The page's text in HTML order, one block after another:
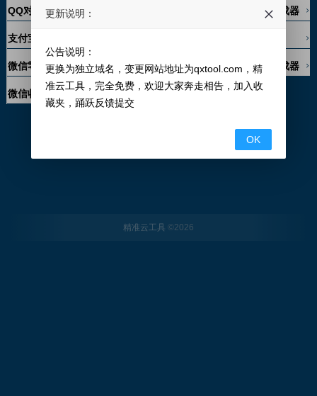
QQ对话生成器 微信转账付款生成器
支付宝余额生成器
微信零钱生成器 微信转账生成器 微信扫码付款生成器
微信收款生成器
精准云工具 ©2026
更新说明：
公告说明：
更换为独立域名，变更网站地址为qxtool.com，精
准云工具，完全免费，欢迎大家奔走相告，加入收
藏夹，踊跃反馈提交
OK